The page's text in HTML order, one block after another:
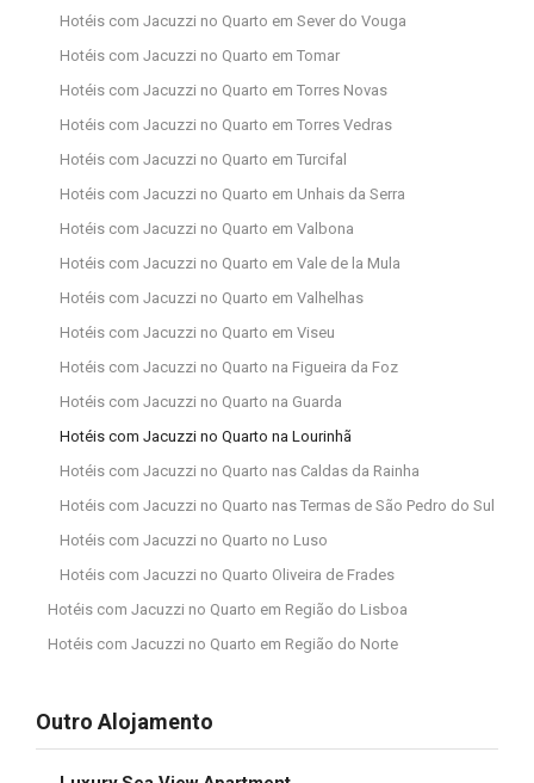
Hotéis com Jacuzzi no Quarto em Sever do Vouga
Hotéis com Jacuzzi no Quarto em Tomar
Hotéis com Jacuzzi no Quarto em Torres Novas
Hotéis com Jacuzzi no Quarto em Torres Vedras
Hotéis com Jacuzzi no Quarto em Turcifal
Hotéis com Jacuzzi no Quarto em Unhais da Serra
Hotéis com Jacuzzi no Quarto em Valbona
Hotéis com Jacuzzi no Quarto em Vale de la Mula
Hotéis com Jacuzzi no Quarto em Valhelhas
Hotéis com Jacuzzi no Quarto em Viseu
Hotéis com Jacuzzi no Quarto na Figueira da Foz
Hotéis com Jacuzzi no Quarto na Guarda
Hotéis com Jacuzzi no Quarto na Lourinhã
Hotéis com Jacuzzi no Quarto nas Caldas da Rainha
Hotéis com Jacuzzi no Quarto nas Termas de São Pedro do Sul
Hotéis com Jacuzzi no Quarto no Luso
Hotéis com Jacuzzi no Quarto Oliveira de Frades
Hotéis com Jacuzzi no Quarto em Região do Lisboa
Hotéis com Jacuzzi no Quarto em Região do Norte
Outro Alojamento